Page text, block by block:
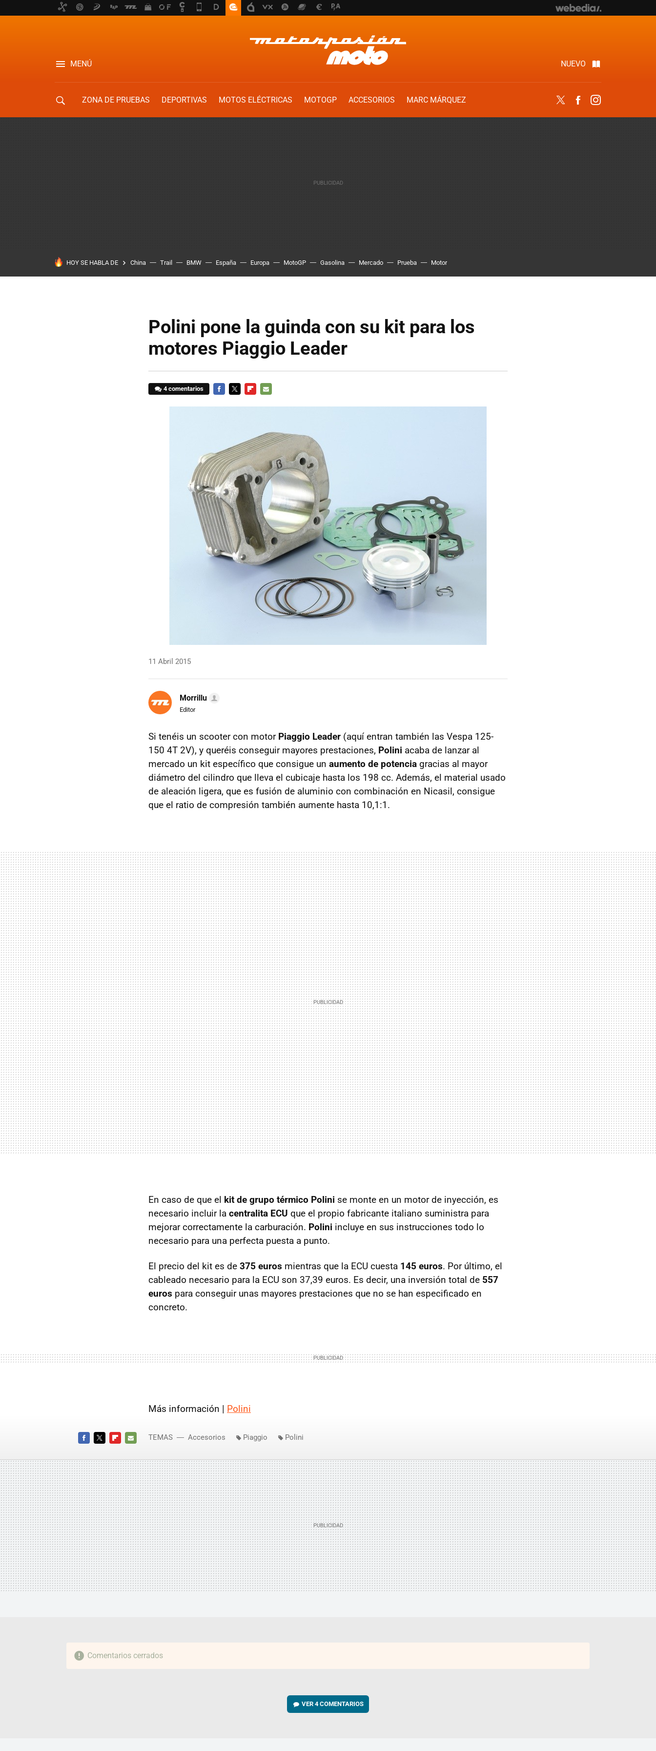
MENÚ NUEVO
ZONA DE PRUEBAS DEPORTIVAS MOTOS ELÉCTRICAS MOTOGP ACCESORIOS
MARC MÁRQUEZ
Twitter Facebook
HOY SE HABLA DE China Trail BMW España Europa MotoGP Gasolina Mercado Prueba Motor
Polini pone la guinda con su kit para los
motores Piaggio Leader
4 comentarios
11 Abril 2015
Morrillu
Editor
Si tenéis un scooter con motor Piaggio Leader (aquí entran también las Vespa 125-
150 4T 2V), y queréis conseguir mayores prestaciones, Polini acaba de lanzar al
mercado un kit específico que consigue un aumento de potencia gracias al mayor
diámetro del cilindro que lleva el cubicaje hasta los 198 cc. Además, el material usado
de aleación ligera, que es fusión de aluminio con combinación en Nicasil, consigue
que el ratio de compresión también aumente hasta 10,1:1.
En caso de que el kit de grupo térmico Polini se monte en un motor de inyección, es
necesario incluir la centralita ECU que el propio fabricante italiano suministra para
mejorar correctamente la carburación. Polini incluye en sus instrucciones todo lo
necesario para una perfecta puesta a punto.
El precio del kit es de 375 euros mientras que la ECU cuesta 145 euros. Por último, el
cableado necesario para la ECU son 37,39 euros. Es decir, una inversión total de 557
euros para conseguir unas mayores prestaciones que no se han especificado en
concreto.
Más información | Polini
MAIL
TEMAS Accesorios Piaggio Polini
Comentarios cerrados
VER4 COMENTARIOS